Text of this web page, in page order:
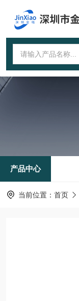
产品中心
当前位置： 首页